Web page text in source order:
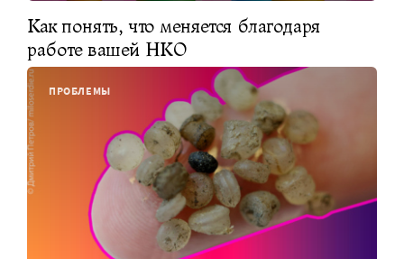
Как понять, что меняется благодаря
работе вашей НКО
ПРОБЛЕМЫ